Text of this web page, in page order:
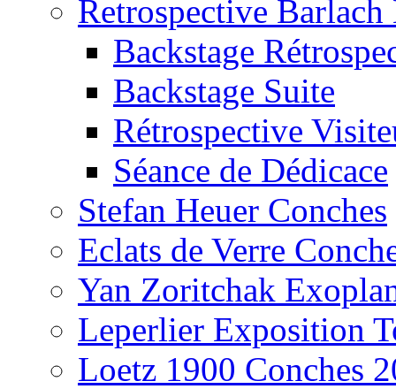
Retrospective Barlach
Backstage
Backstage Suite
Rétrospective
Séance de Dédicace
Stefan Heuer Conches
Eclats de Verre
Yan Zoritchak
Leperlier Exposition
Loetz 1900 Conches